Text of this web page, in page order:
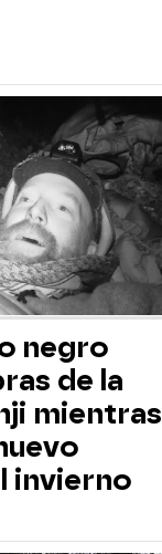
negro
de la
mientras
invierno